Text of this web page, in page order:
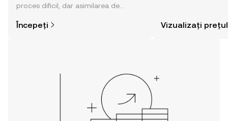
proces dificil, dar asimilarea de
cumpărare a activelor cripto este mai
Începeți Vizualizați prețul